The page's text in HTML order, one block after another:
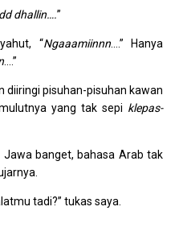
dhallin….”
“Ngaaamiinnn….” Hanya
….”
diiringi pisuhan-pisuhan kawan
yang tak sepi klepas-
Jawa banget, bahasa Arab tak
tadi?” tukas saya.